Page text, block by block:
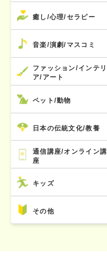
癒し/心理/セラピー
音楽/演劇/マスコミ
ファッション/インテリ
ア/アート
ペット/動物
日本の伝統文化/教養
通信講座/オンライン講
座
キッズ
その他